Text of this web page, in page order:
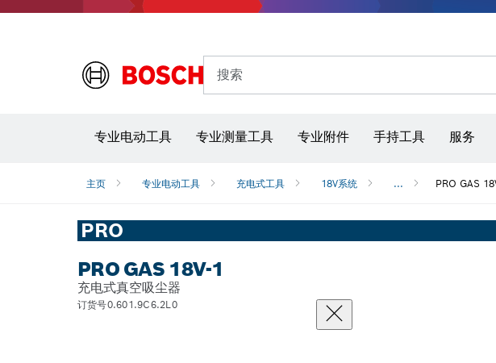
搜索
专业电动工具 专业测量工具 专业附件 手持工具 服务
主页 专业电动工具 充电式工具 18V系统 ... PRO GAS
PRO
PRO GAS 18V-1
充电式真空吸尘器
订货号0.601.9C6.2L0